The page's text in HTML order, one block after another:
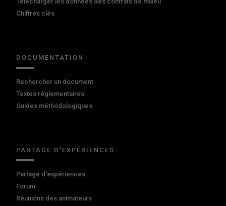
Chiffres clés
DOCUMENTATION
Rechercher un document
Textes réglementaires
Guides méthodologiques
PARTAGE D'EXPÉRIENCES
Partage d'expériences
Forum
Réunions des animateurs